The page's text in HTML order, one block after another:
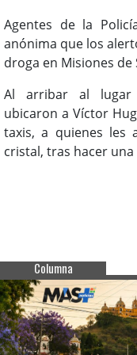
Agentes de la
anónima que los
droga en Misiones de
Al arribar al lugar
ubicaron a Víctor
taxis, a quienes les
cristal, tras hacer
Columna